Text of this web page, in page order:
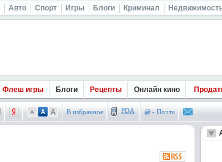
Авто Спорт Игры Блоги Криминал
Флеш игры Блоги Рецепты Онлайн кино
В избранное PDA @ - Почта